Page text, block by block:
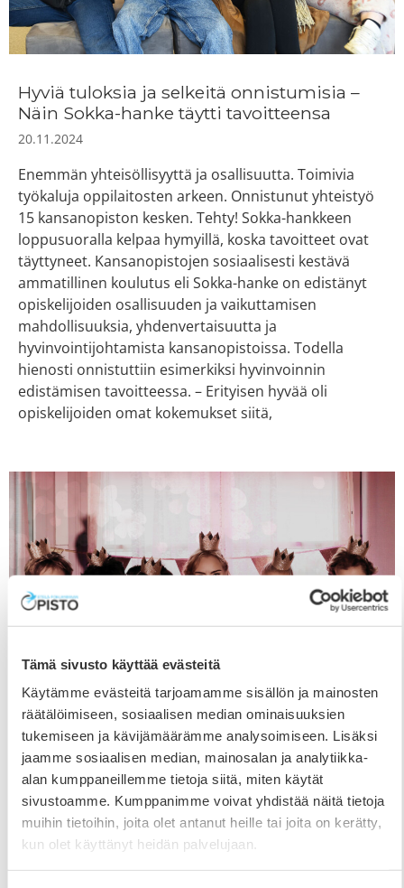
Tämä sivusto käyttää evästeitä
Käytämme evästeitä tarjoamamme sisällön ja mainosten
räätälöimiseen, sosiaalisen median ominaisuuksien
tukemiseen ja kävijämäärämme analysoimiseen. Lisäksi
jaamme sosiaalisen median, mainosalan ja analytiikka-
alan kumppaneillemme tietoja siitä, miten käytät
sivustoamme. Kumppanimme voivat yhdistää näitä tietoja
muihin tietoihin, joita olet antanut heille tai joita on kerätty,
kun olet käyttänyt heidän palvelujaan.
Hyviä tuloksia ja selkeitä onnistumisia –
Näin Sokka-hanke täytti tavoitteensa
20.11.2024
Enemmän yhteisöllisyyttä ja osallisuutta. Toimivia
työkaluja oppilaitosten arkeen. Onnistunut yhteistyö
15 kansanopiston kesken. Tehty! Sokka-hankkeen
loppusuoralla kelpaa hymyillä, koska tavoitteet ovat
täyttyneet. Kansanopistojen sosiaalisesti kestävä
ammatillinen koulutus eli Sokka-hanke on edistänyt
opiskelijoiden osallisuuden ja vaikuttamisen
mahdollisuuksia, yhdenvertaisuutta ja
hyvinvointijohtamista kansanopistoissa. Todella
hienosti onnistuttiin esimerkiksi hyvinvoinnin
edistämisen tavoitteessa. – Erityisen hyvää oli
opiskelijoiden omat kokemukset siitä,
Tanssiteos Kudos ja kohtauksia Tšehovin
Kirsikkatarhasta esityksessä 26.-28.11.
13.11.2024
Etelä-Pohjanmaan Opiston teatteri- ja tanssilinjan
syksyn esityksessä nähdään nykytanssiteos ”Kudos”